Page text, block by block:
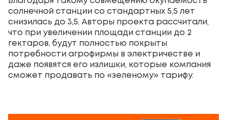
солнечной станции со стандартных 5,5 лет
снизилась до 3,5. Авторы проекта рассчитали,
что при увеличении площади станции до 2
гектаров, будут полностью покрыты
потребности агрофирмы в электричестве и
даже появятся его излишки, которые компания
сможет продавать по «зеленому» тарифу.